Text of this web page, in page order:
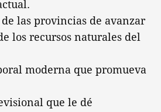
las provincias de avanzar
los recursos naturales del
moderna que promueva
que le dé